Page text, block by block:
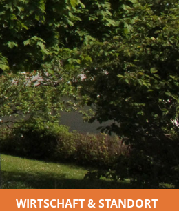
WIRTSCHAFT & STANDORT